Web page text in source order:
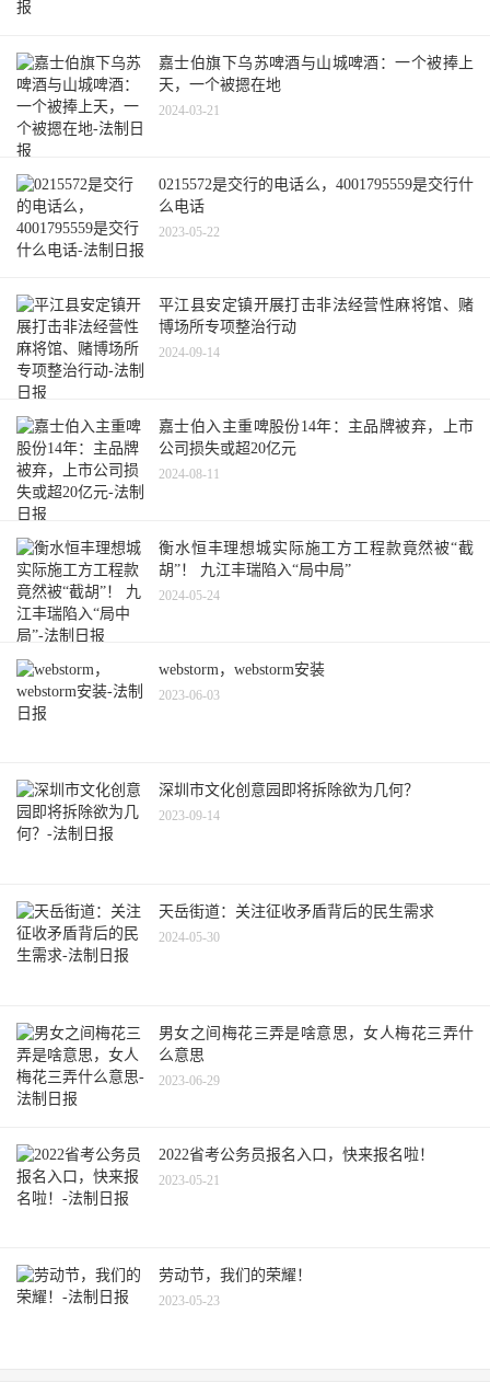
嘉士伯旗下乌苏啤酒与山城啤酒：一个被捧上
天，一个被摁在地
2024-03-21
0215572是交行的电话么，4001795559是交行什
么电话
2023-05-22
平江县安定镇开展打击非法经营性麻将馆、赌
博场所专项整治行动
2024-09-14
嘉士伯入主重啤股份14年：主品牌被弃，上市
公司损失或超20亿元
2024-08-11
衡水恒丰理想城实际施工方工程款竟然被“截
胡”！ 九江丰瑞陷入“局中局”
2024-05-24
webstorm，webstorm安装
2023-06-03
深圳市文化创意园即将拆除欲为几何？
2023-09-14
天岳街道：关注征收矛盾背后的民生需求
2024-05-30
男女之间梅花三弄是啥意思，女人梅花三弄什
么意思
2023-06-29
2022省考公务员报名入口，快来报名啦！
2023-05-21
劳动节，我们的荣耀！
2023-05-23